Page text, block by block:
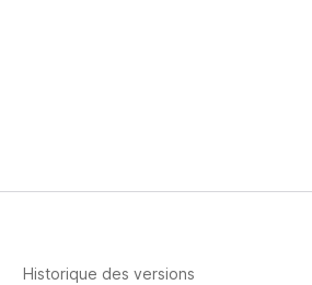
Historique des versions